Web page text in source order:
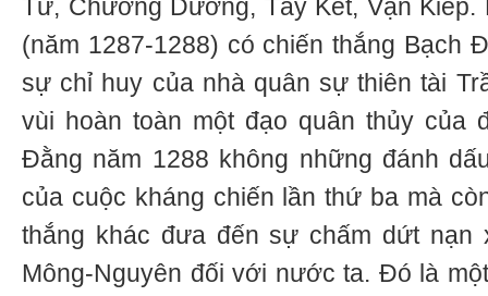
Tử, Chương Dương, Tây Kết, Vạn Kiếp.
(năm 1287-1288) có chiến thắng Bạch
sự chỉ huy của nhà quân sự thiên tài
vùi hoàn toàn một đạo quân thủy của
Đằng năm 1288 không những đánh
của cuộc kháng chiến lần thứ ba mà
thắng khác đưa đến sự chấm dứt nạn
Mông-Nguyên đối với nước ta. Đó là